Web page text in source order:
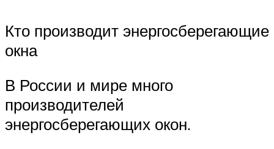
Кто производит энергосберегающие
окна
В России и мире много
производителей
энергосберегающих окон.